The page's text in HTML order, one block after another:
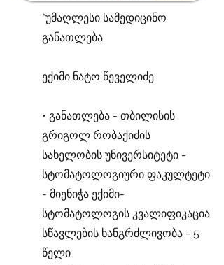
*უმაღლესი სამედიცინო
განათლება
ექიმი ნატო წეველიძე
• განათლება - თბილისის
გრიგოლ რობაქიძის
სახელობის უნივერსიტეტი -
სტომატოლოგიური ფაკულტეტი
- მიენიჭა ექიმი-
სტომატოლოგის კვალიფიკაცია
სწავლების ხანგრძლივობა - 5
წელი